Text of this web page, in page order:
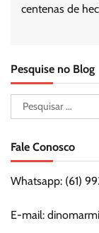
centenas de
Pesquise no Blog
Pesquisar
por:
Fale Conosco
Whatsapp: (61)
E-mail: